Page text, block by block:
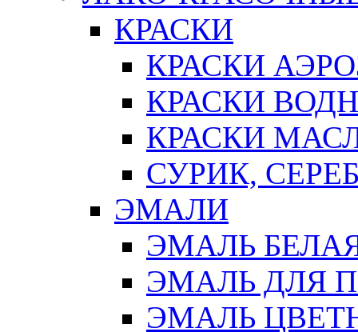
КРАСКИ
КРАСКИ
КРАСКИ
КРАСКИ
СУРИК,
ЭМАЛИ
ЭМАЛЬ
ЭМАЛЬ ДЛЯ
ЭМАЛЬ